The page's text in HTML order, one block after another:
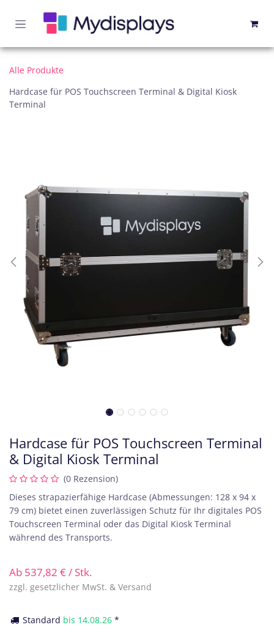
Alle Produkte
Hardcase für POS Touchscreen Terminal & Digital Kiosk
Terminal
Hardcase für POS Touchscreen Terminal
& Digital Kiosk Terminal
(0 Rezension)
Dieses strapazierfähige Hardcase (Abmessungen: 128 x 94 x
79 cm) bietet einen zuverlässigen Schutz für Ihr digitales POS
Touchscreen Terminal oder das Digital Kiosk Terminal
während des Transports.
Ab 537,82 €/ Stk.
zzgl. gesetzlicher MwSt. & Versand
Standard bis 14.08.26 *